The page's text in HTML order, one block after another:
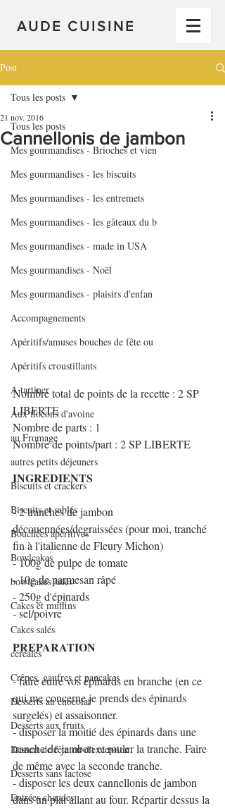
AUDE CUISINE
Post
Tous les posts
Mes gourmandises - Brioches et vien
Mes gourmandises - les biscuits
Mes gourmandises - les entremets
Mes gourmandises - les gâteaux du b
Mes gourmandises - made in USA
Mes gourmandises - Noël
Mes gourmandises - plaisirs d'enfan
Accompagnements
Apéritifs/amuses bouches de fête ou
Apéritifs croustillants
A tartiner
Aux flocons d'avoine
au Fromage
autres petits déjeuners
Biscuits et crackers
Biscuits et sablés
Bouchées apéritives
Bowlcakes
bowlcakes salés
Cakes et muffins
Cakes salés
céréales
Crêpes, gaufres et pancakes
Desserts au chocolat
Desserts aux fruits
Dessert de fête ou d'exception
Desserts sans lactose
Entrées chaudes
Tous les posts
Cannellonis de jambon
21 nov. 2016
Nombre total de points de la recette : 2 SP
LIBERTE
Nombre de parts : 1
Nombre de points/part : 2 SP LIBERTE
INGREDIENTS
- 2 tranches de jambon
découennées/degraissées (pour moi, tranché
fin à l'italienne de Fleury Michon)
- 100g de pulpe de tomate
- 10g de parmesan râpé
- 250g d'épinards
- sel/poivre
PREPARATION
- faire cuire vos épinards en branche (en ce
qui me concerne je prends des épinards
surgelés) et assaisonner.
- disposer la moitié des épinards dans une
tranche de jambon et rouler la tranche. Faire
de même avec la seconde tranche.
- disposer les deux cannellonis de jambon
dans un plat allant au four. Répartir dessus la